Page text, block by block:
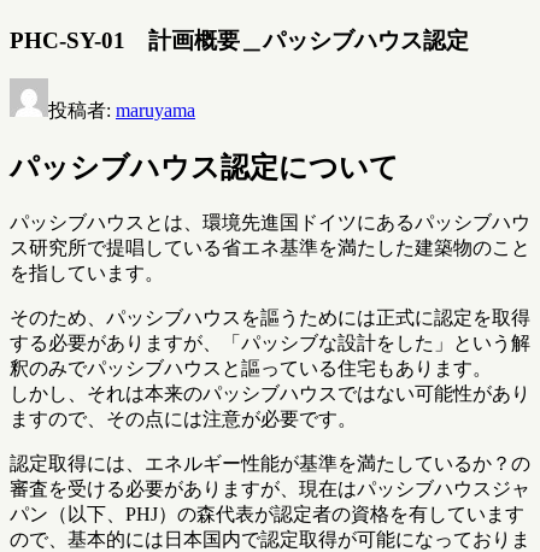
PHC-SY-01 計画概要＿パッシブハウス認定
投稿者: maruyama
パッシブハウス認定について
パッシブハウスとは、環境先進国ドイツにあるパッシブハウ
ス研究所で提唱している省エネ基準を満たした建築物のこと
を指しています。
そのため、パッシブハウスを謳うためには正式に認定を取得
する必要がありますが、「パッシブな設計をした」という解
釈のみでパッシブハウスと謳っている住宅もあります。
しかし、それは本来のパッシブハウスではない可能性があり
ますので、その点には注意が必要です。
認定取得には、エネルギー性能が基準を満たしているか？の
審査を受ける必要がありますが、現在はパッシブハウスジャ
パン（以下、PHJ）の森代表が認定者の資格を有しています
ので、基本的には日本国内で認定取得が可能になっておりま